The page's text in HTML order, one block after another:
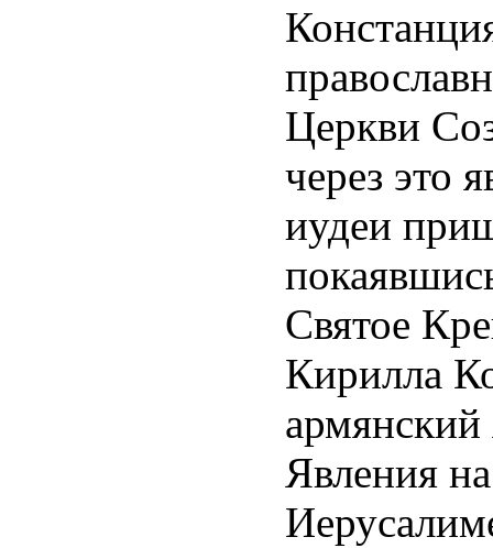
Церкви
через это
иудеи
Святое
Кирилла
Явления